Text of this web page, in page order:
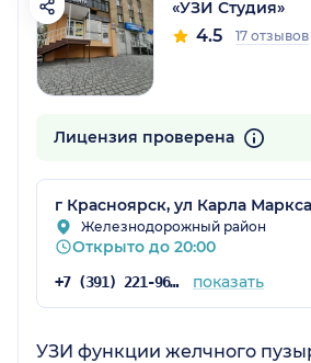
«УЗИ Студия»
4.5 17 отзывов
Лицензия проверена
г Красноярск, ул Карла
Железнодорожный район
Открыто до 20:00
+7 (391) 221-96-63 показать
УЗИ функции желчного